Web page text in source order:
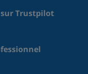
sur Trustpilot